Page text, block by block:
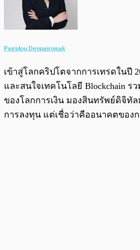
Pairploy Denpairojsak
เข้าสู่โลกคริปโตจากการเทรดในปี
และสนใจเทคโนโลยี Blockchain ร
ของโลกการเงิน มองสินทรัพย์ดิจิทั
การลงทุน แต่เชื่อว่าคืออนาคตของ